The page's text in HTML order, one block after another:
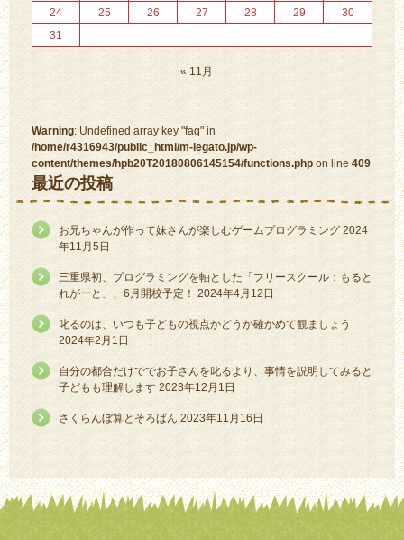
24
25 26 27 28 29
30
31
« 11月
Warning: Undefined array key "faq" in
/home/r4316943/public_html/m-legato.jp/wp-
content/themes/hpb20T20180806145154/functions.php on line 409
最近の投稿
お兄ちゃんが作って妹さんが楽しむゲームプログラミング 2024
年11月5日
三重県初、プログラミングを軸とした「フリースクール：もると
れがーと」、6月開校予定！ 2024年4月12日
叱るのは、いつも子どもの視点かどうか確かめて観ましょう
2024年2月1日
自分の都合だけででお子さんを叱るより、事情を説明してみると
子どもも理解します 2023年12月1日
さくらんぼ算とそろばん 2023年11月16日